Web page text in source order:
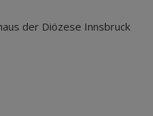
der Diözese Innsbruck